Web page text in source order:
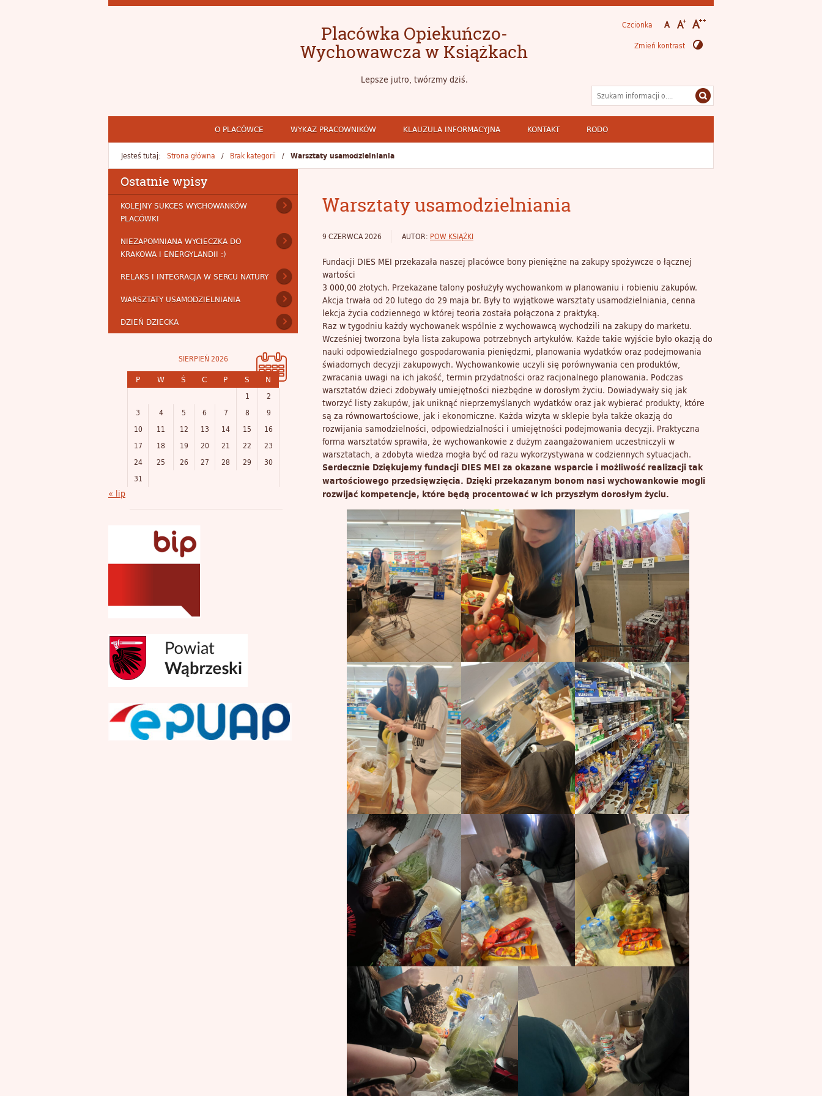
Czcionka
Zmień kontrast
Placówka Opiekuńczo-
Wychowawcza w Książkach
Lepsze jutro, twórzmy dziś.
O PLACÓWCE WYKAZ PRACOWNIKÓW KLAUZULA INFORMACYJNA KONTAKT RODO
Jesteś tutaj: Strona główna Brak kategorii Warsztaty usamodzielniania
Ostatnie wpisy
KOLEJNY SUKCES WYCHOWANKÓW
PLACÓWKI
NIEZAPOMNIANA WYCIECZKA DO
KRAKOWA I ENERGYLANDII :)
RELAKS I INTEGRACJA W SERCU NATURY
WARSZTATY USAMODZIELNIANIA
DZIEŃ DZIECKA
SIERPIEŃ 2026
P
W Ś C P S
N
1
2
3
4 5 6 7 8
9
10
11 12 13 14 15
16
17
18 19 20 21 22
23
24
25 26 27 28 29
30
31
« lip
Warsztaty usamodzielniania
9 CZERWCA 2026 AUTOR: POW KSIĄŻKI
Fundacji DIES MEI przekazała naszej placówce bony pieniężne na zakupy spożywcze o łącznej
wartości
3 000,00 złotych. Przekazane talony posłużyły wychowankom w planowaniu i robieniu zakupów.
Akcja trwała od 20 lutego do 29 maja br. Były to wyjątkowe warsztaty usamodzielniania, cenna
lekcja życia codziennego w której teoria została połączona z praktyką.
Raz w tygodniu każdy wychowanek wspólnie z wychowawcą wychodzili na zakupy do marketu.
Wcześniej tworzona była lista zakupowa potrzebnych artykułów. Każde takie wyjście było okazją do
nauki odpowiedzialnego gospodarowania pieniędzmi, planowania wydatków oraz podejmowania
świadomych decyzji zakupowych. Wychowankowie uczyli się porównywania cen produktów,
zwracania uwagi na ich jakość, termin przydatności oraz racjonalnego planowania. Podczas
warsztatów dzieci zdobywały umiejętności niezbędne w dorosłym życiu. Dowiadywały się jak
tworzyć listy zakupów, jak uniknąć nieprzemyślanych wydatków oraz jak wybierać produkty, które
są za równowartościowe, jak i ekonomiczne. Każda wizyta w sklepie była także okazją do
rozwijania samodzielności, odpowiedzialności i umiejętności podejmowania decyzji. Praktyczna
forma warsztatów sprawiła, że wychowankowie z dużym zaangażowaniem uczestniczyli w
warsztatach, a zdobyta wiedza mogła być od razu wykorzystywana w codziennych sytuacjach.
Serdecznie Dziękujemy fundacji DIES MEI za okazane wsparcie i możliwość realizacji tak
wartościowego przedsięwzięcia. Dzięki przekazanym bonom nasi wychowankowie mogli
rozwijać kompetencje, które będą procentować w ich przyszłym dorosłym życiu.